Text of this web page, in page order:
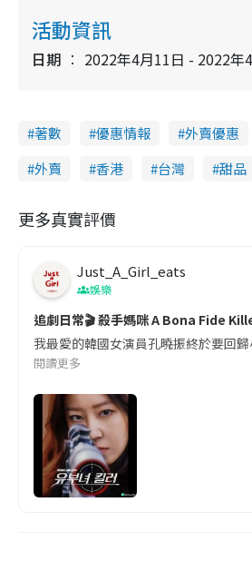
活動資訊
日期 2022年4月11日 - 2022年
著數 優惠情報 外賣優惠
外賣
香港 台灣 甜品
更多真實評價
Just_A_Girl_eats
娛樂
追劇日常🎬 殺手媽咪 A Bona Fide
我最愛的韓國女演員孔曉振終於要回
閱讀更多